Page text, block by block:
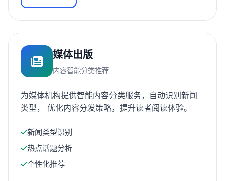
媒体出版
内容智能分类推荐
为媒体机构提供智能内容分类服务，自动识别新闻
类型， 优化内容分发策略，提升读者阅读体验。
新闻类型识别
热点话题分析
个性化推荐